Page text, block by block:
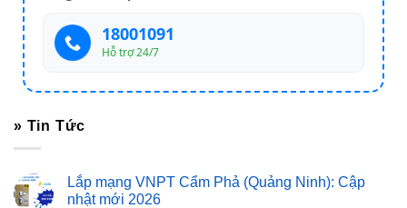
18001091
Hỗ trợ 24/7
» Tin Tức
Lắp mạng VNPT Cẩm Phả (Quảng Ninh): Cập
nhật mới 2026